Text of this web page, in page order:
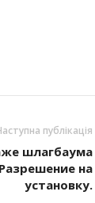
публікація
шлагбаума
на
установку.